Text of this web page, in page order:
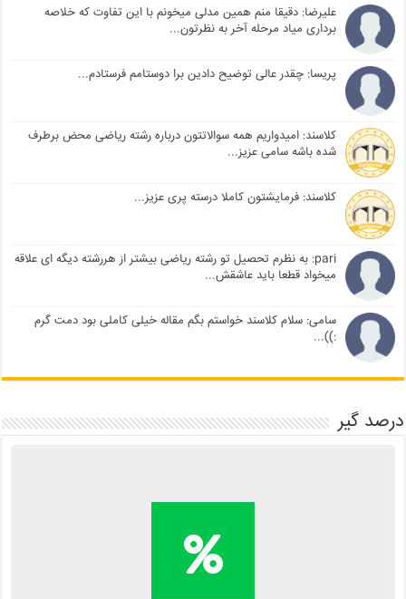
علیرضا: دقیقا منم همین مدلی میخونم با این تفاوت که خلاصه
برداری میاد مرحله آخر به نظرتون...
پریسا: چقدر عالی توضیح دادین برا دوستامم فرستادم...
کلاسند: امیدواریم همه سوالاتتون درباره رشته ریاضی محض برطرف
شده باشه سامی عزیز...
کلاسند: فرمایشتون کاملا درسته پری عزیز...
pari: به نظرم تحصیل تو رشته ریاضی بیشتر از هررشته دیگه ای علاقه
میخواد قطعا باید عاشقش...
سامی: سلام کلاسند خواستم بگم مقاله خیلی کاملی بود دمت گرم
:))...
درصد گیر
محاسبه آنلاین درصد یا دانلود
اپلیکیشن درصد گیر